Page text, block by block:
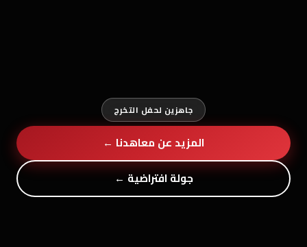
جاهزين لحفل التخرج
المزيد عن معاهدنا ←
جولة افتراضية ←